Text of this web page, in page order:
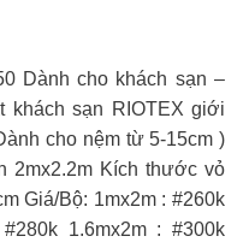
Dành cho khách sạn –
khách sạn RIOTEX giới
cho nệm từ 5-15cm )
2mx2.2m Kích thước vỏ
Giá/Bộ: 1mx2m : #260k
1.6mx2m : #300k